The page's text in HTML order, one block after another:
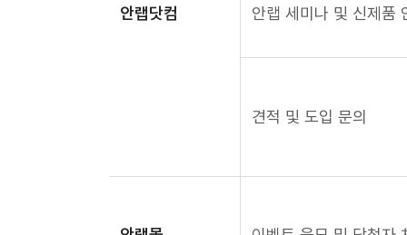
안랩닷컴 안랩 세미나 및 신제품
견적 및 도입 문의